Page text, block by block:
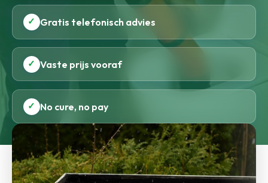
✓ Gratis telefonisch advies
✓ Vaste prijs vooraf
✓ No cure, no pay